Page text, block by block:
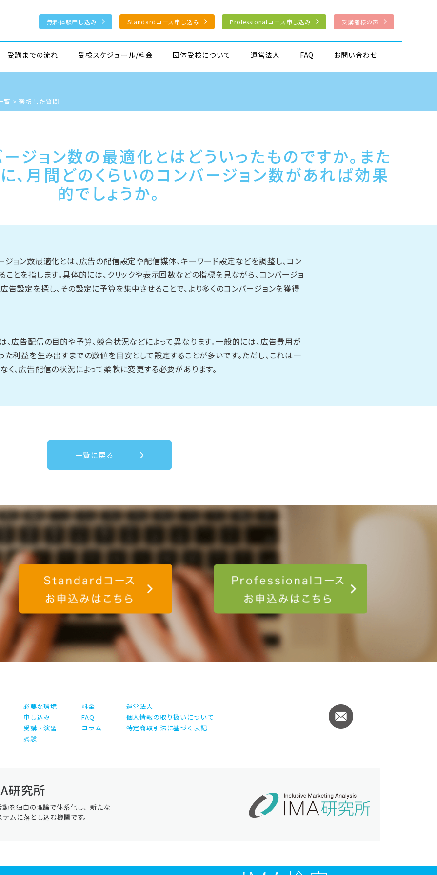
無料体験申し込み Standardコース申し込み Professionalコース申し込み 受講者様の声
受講までの流れ 受検スケジュール/料金 団体受検について 運営法人 FAQ お問い合わせ
覧 >選択した質問
ジョン数の最適化とはどういったものですか。また
、月間どのくらいのコンバージョン数があれば効果
的でしょうか。
ジョン数最適化とは、広告の配信設定や配信媒体、キーワード設定などを調整し、コン
とを指します。具体的には、クリックや表示回数などの指標を見ながら、コンバージョ
告設定を探し、その設定に予算を集中させることで、より多くのコンバージョンを獲得
、広告配信の目的や予算、競合状況などによって異なります。一般的には、広告費用が
た利益を生み出すまでの数値を目安として設定することが多いです。ただし、これは一
く、広告配信の状況によって柔軟に変更する必要があります。
一覧に戻る
のお申込みはこちら Standardコース申し込み
必要な環境
申し込み
受講・演習
試験
料金
FAQ
コラム
運営法人
個人情報の取り扱いについて
特定商取引法に基づく表記
研究所
を独自の理論で体系化し、新たな
ムに落とし込む機関です。